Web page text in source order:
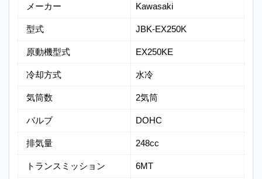
メーカー Kawasaki
型式 JBK-EX250K
原動機型式 EX250KE
冷却方式 水冷
気筒数 2気筒
バルブ DOHC
排気量 248cc
トランスミッション 6MT